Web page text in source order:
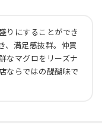
りにすることができ
、満足感抜群。仲買
なマグロをリーズナ
ならではの醍醐味で